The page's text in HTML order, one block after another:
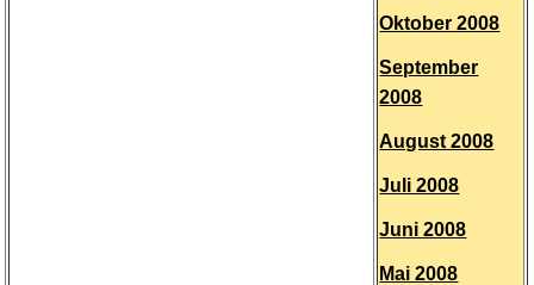
Oktober 2008
September
2008
August 2008
Juli 2008
Juni 2008
Mai 2008